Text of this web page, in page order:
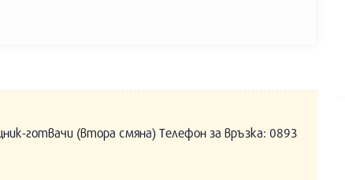
готвачи (втора смяна) Телефон за връзка: 0893